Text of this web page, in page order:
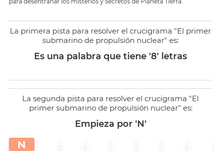
La primera pista para resolver el crucigrama "El primer
submarino de propulsión nuclear" es:
Es una palabra que tiene '8' letras
La segunda pista para resolver el crucigrama "El
primer submarino de propulsión nuclear" es:
Empieza por 'N'
N